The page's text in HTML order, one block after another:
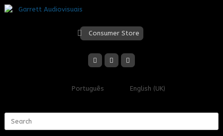
Skip
to
Consumer Store
Português English (UK)